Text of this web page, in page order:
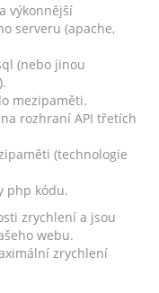
výkonnější
serveru (apache,
(nebo jinou
mezipaměti.
rozhraní API třetích
(technologie
php kódu.
zrychlení a jsou
webu.
zrychlení